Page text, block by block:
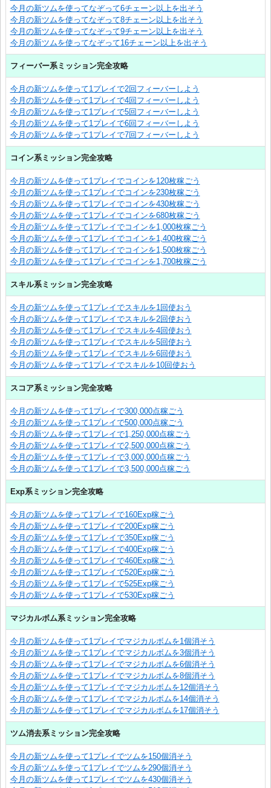
今月の新ツムを使ってなぞって6チェーン以上を出そう
今月の新ツムを使ってなぞって8チェーン以上を出そう
今月の新ツムを使ってなぞって9チェーン以上を出そう
今月の新ツムを使ってなぞって16チェーン以上を出そう
フィーバー系ミッション完全攻略
今月の新ツムを使って1プレイで2回フィーバーしよう
今月の新ツムを使って1プレイで4回フィーバーしよう
今月の新ツムを使って1プレイで5回フィーバーしよう
今月の新ツムを使って1プレイで6回フィーバーしよう
今月の新ツムを使って1プレイで7回フィーバーしよう
コイン系ミッション完全攻略
今月の新ツムを使って1プレイでコインを120枚稼ごう
今月の新ツムを使って1プレイでコインを230枚稼ごう
今月の新ツムを使って1プレイでコインを430枚稼ごう
今月の新ツムを使って1プレイでコインを680枚稼ごう
今月の新ツムを使って1プレイでコインを1,000枚稼ごう
今月の新ツムを使って1プレイでコインを1,400枚稼ごう
今月の新ツムを使って1プレイでコインを1,500枚稼ごう
今月の新ツムを使って1プレイでコインを1,700枚稼ごう
スキル系ミッション完全攻略
今月の新ツムを使って1プレイでスキルを1回使おう
今月の新ツムを使って1プレイでスキルを2回使おう
今月の新ツムを使って1プレイでスキルを4回使おう
今月の新ツムを使って1プレイでスキルを5回使おう
今月の新ツムを使って1プレイでスキルを6回使おう
今月の新ツムを使って1プレイでスキルを10回使おう
スコア系ミッション完全攻略
今月の新ツムを使って1プレイで300,000点稼ごう
今月の新ツムを使って1プレイで500,000点稼ごう
今月の新ツムを使って1プレイで1,250,000点稼ごう
今月の新ツムを使って1プレイで2,500,000点稼ごう
今月の新ツムを使って1プレイで3,000,000点稼ごう
今月の新ツムを使って1プレイで3,500,000点稼ごう
Exp系ミッション完全攻略
今月の新ツムを使って1プレイで160Exp稼ごう
今月の新ツムを使って1プレイで200Exp稼ごう
今月の新ツムを使って1プレイで350Exp稼ごう
今月の新ツムを使って1プレイで400Exp稼ごう
今月の新ツムを使って1プレイで460Exp稼ごう
今月の新ツムを使って1プレイで520Exp稼ごう
今月の新ツムを使って1プレイで525Exp稼ごう
今月の新ツムを使って1プレイで530Exp稼ごう
マジカルボム系ミッション完全攻略
今月の新ツムを使って1プレイでマジカルボムを1個消そう
今月の新ツムを使って1プレイでマジカルボムを3個消そう
今月の新ツムを使って1プレイでマジカルボムを6個消そう
今月の新ツムを使って1プレイでマジカルボムを8個消そう
今月の新ツムを使って1プレイでマジカルボムを12個消そう
今月の新ツムを使って1プレイでマジカルボムを14個消そう
今月の新ツムを使って1プレイでマジカルボムを17個消そう
ツム消去系ミッション完全攻略
今月の新ツムを使って1プレイでツムを150個消そう
今月の新ツムを使って1プレイでツムを290個消そう
今月の新ツムを使って1プレイでツムを430個消そう